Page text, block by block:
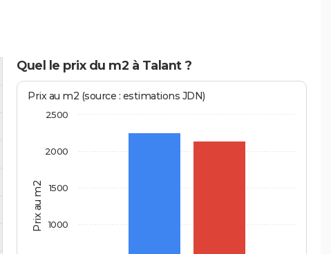
Quel le prix du m2 à Talant ?
Prix au m2
Prix au m2 (source : estimations JDN)
1000
1500
2000
2500